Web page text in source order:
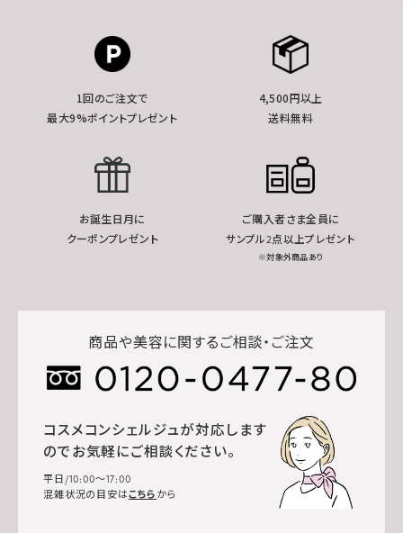
1回のご注文で
最大9%ポイントプレゼント
4,500円以上
送料無料
お誕生日月に
クーポンプレゼント
ご購入者さま全員に
サンプル2点以上プレゼント
※対象外商品あり
商品や美容に関するご相談・ご注文
コスメコンシェルジュが対応します
のでお気軽にご相談ください。
平日/10:00～17:00
混雑状況の目安はこちら から